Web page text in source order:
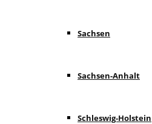
Sachsen
Sachsen-Anhalt
Schleswig-Holstein